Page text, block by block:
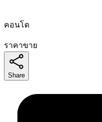
คอนโด
ราคาขาย
Share